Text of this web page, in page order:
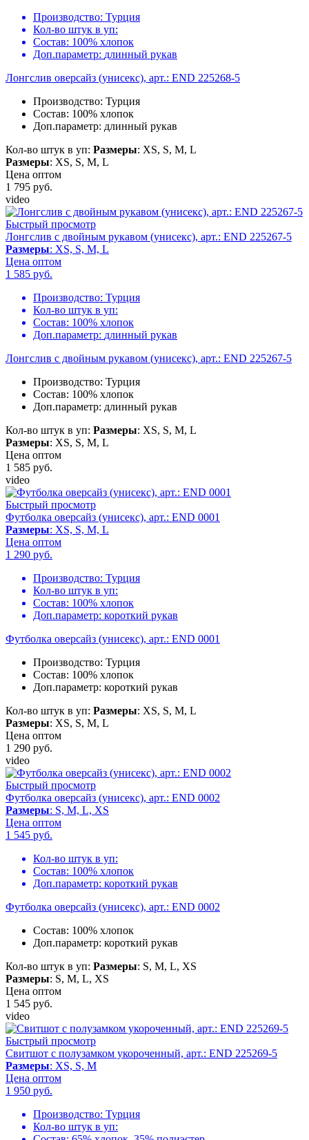
Производство: Турция
Кол-во штук в уп:
Состав: 100% хлопок
Доп.параметр: длинный рукав
Лонгслив оверсайз (унисекс), арт.: END 225268-5
Производство: Турция
Состав: 100% хлопок
Доп.параметр: длинный рукав
Кол-во штук в уп: Размеры: XS, S, M, L
Размеры: XS, S, M, L
Цена оптом
1 795 руб.
video
Быстрый просмотр
Лонгслив с двойным рукавом (унисекс), арт.: END 225267-5
Размеры: XS, S, M, L
Цена оптом
1 585 руб.
Производство: Турция
Кол-во штук в уп:
Состав: 100% хлопок
Доп.параметр: длинный рукав
Лонгслив с двойным рукавом (унисекс), арт.: END 225267-5
Производство: Турция
Состав: 100% хлопок
Доп.параметр: длинный рукав
Кол-во штук в уп: Размеры: XS, S, M, L
Размеры: XS, S, M, L
Цена оптом
1 585 руб.
video
Быстрый просмотр
Футболка оверсайз (унисекс), арт.: END 0001
Размеры: XS, S, M, L
Цена оптом
1 290 руб.
Производство: Турция
Кол-во штук в уп:
Состав: 100% хлопок
Доп.параметр: короткий рукав
Футболка оверсайз (унисекс), арт.: END 0001
Производство: Турция
Состав: 100% хлопок
Доп.параметр: короткий рукав
Кол-во штук в уп: Размеры: XS, S, M, L
Размеры: XS, S, M, L
Цена оптом
1 290 руб.
video
Быстрый просмотр
Футболка оверсайз (унисекс), арт.: END 0002
Размеры: S, M, L, XS
Цена оптом
1 545 руб.
Кол-во штук в уп:
Состав: 100% хлопок
Доп.параметр: короткий рукав
Футболка оверсайз (унисекс), арт.: END 0002
Состав: 100% хлопок
Доп.параметр: короткий рукав
Кол-во штук в уп: Размеры: S, M, L, XS
Размеры: S, M, L, XS
Цена оптом
1 545 руб.
video
Быстрый просмотр
Свитшот с полузамком укороченный, арт.: END 225269-5
Размеры: XS, S, M
Цена оптом
1 950 руб.
Производство: Турция
Кол-во штук в уп: